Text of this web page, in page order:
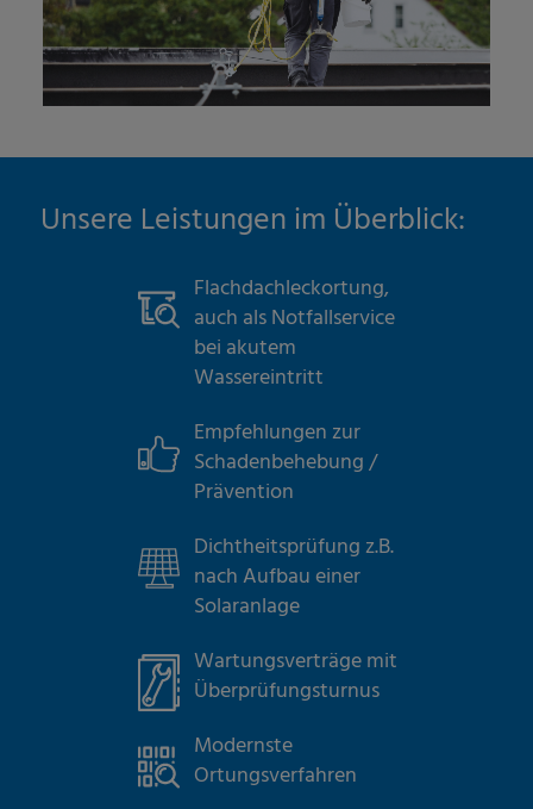
Unsere Leistungen im Überblick:
Flachdachleckortung,
auch als Notfallservice
bei akutem
Wassereintritt
Empfehlungen zur
Schadenbehebung /
Prävention
Dichtheitsprüfung z.B.
nach Aufbau einer
Solaranlage
Wartungsverträge mit
Überprüfungsturnus
Modernste
Ortungsverfahren